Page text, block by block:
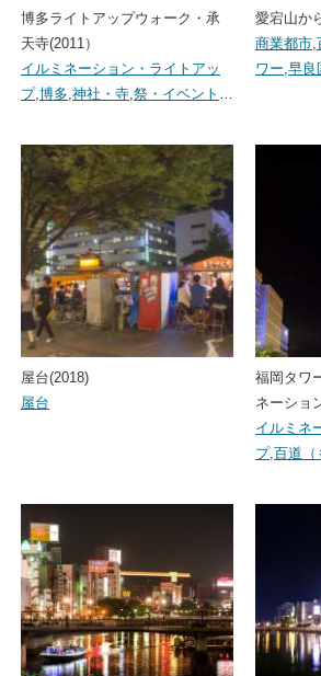
博多ライトアップウォーク・承
天寺(2011）
イルミネーション・ライトアッ
プ,博多,神社・寺,祭・イベント …
愛宕山か
商業都市,
ワー,早良
屋台(2018)
屋台
福岡タワ
ネーショ
イルミネ
プ,百道（